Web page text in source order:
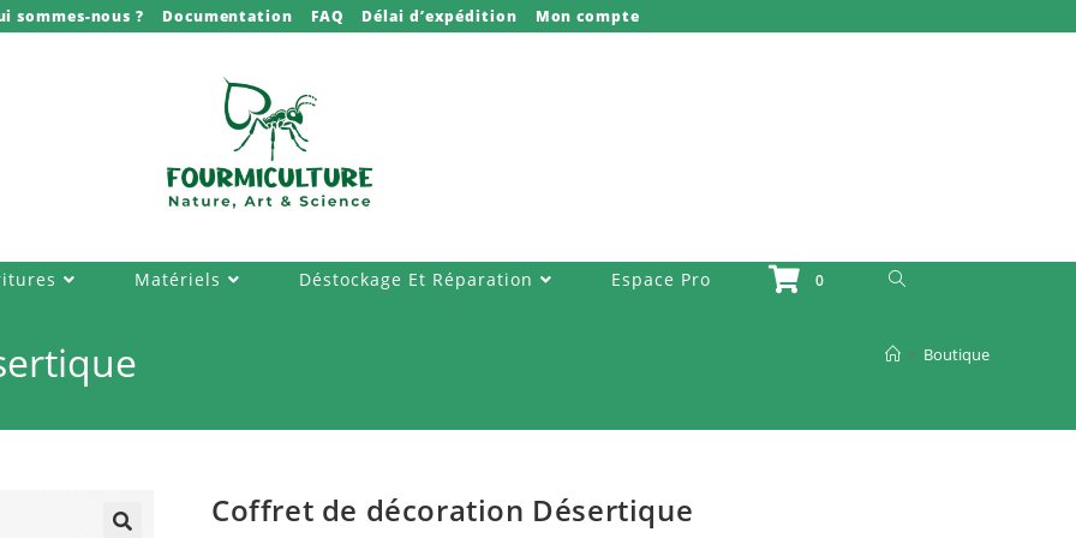
sommes-nous ? Documentation FAQ Délai d’expédition Mon compte
Matériels Déstockage Et Réparation Espace Pro 0 Toggle Website Search
> Boutique
Coffret de décoration Désertique